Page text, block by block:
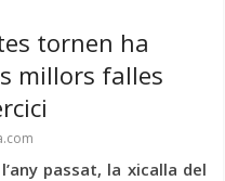
tornen ha
millors falles
passat, la xicalla del